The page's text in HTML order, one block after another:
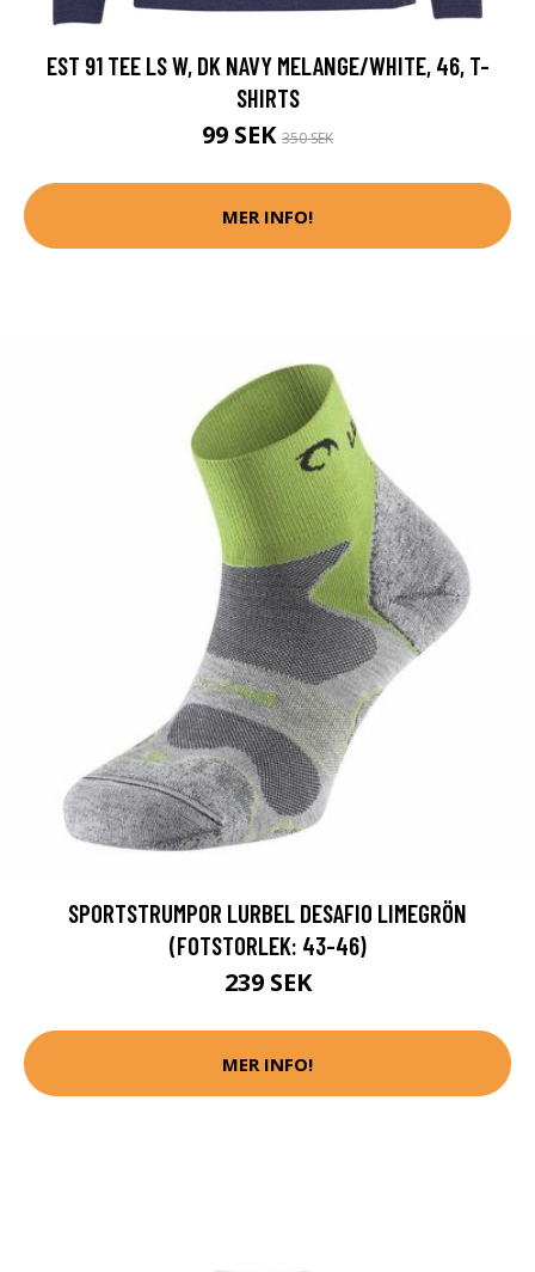
EST 91 TEE LS W, DK NAVY MELANGE/WHITE, 46, T-
SHIRTS
99 SEK 350 SEK
MER INFO!
SPORTSTRUMPOR LURBEL DESAFIO LIMEGRÖN
(FOTSTORLEK: 43-46)
239 SEK
MER INFO!